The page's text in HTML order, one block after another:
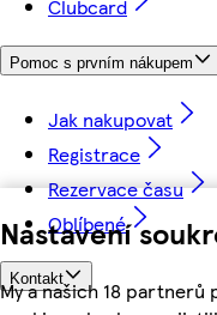
Nastavení
My a našich 18 partnerů
Clubcard
Pomoc s prvním nákupem
Jak nakupovat
Registrace
Rezervace času
Oblíbené
Kontakt